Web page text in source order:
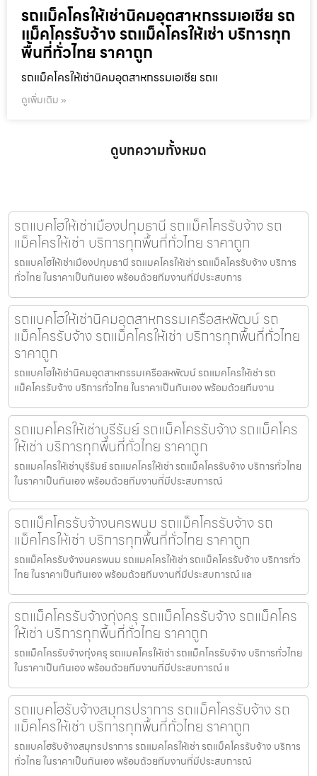
รถแม็คโครให้เช่านิคมอุตสาหกรรมเอเชีย รถ
แม็คโครรับจ้าง รถแม็คโครให้เช่า บริการทุก
พื้นที่ทั่วไทย ราคาถูก
รถแม็คโครให้เช่านิคมอุตสาหกรรมเอเชีย รถแ
ดูเพิ่มเติม »
ดูบทความทั้งหมด
รถแบคโฮให้เช่าเมืองปทุมธานี รถแม็คโครรับจ้าง รถ
แม็คโครให้เช่า บริการทุกพื้นที่ทั่วไทย ราคาถูก
รถแบคโฮให้เช่าเมืองปทุมธานี รถแมคโครให้เช่า รถแม็คโครรับจ้าง บริการ
ทั่วไทย ในราคาเป็นกันเอง พร้อมด้วยทีมงานที่มีประสบการ
รถแบคโฮให้เช่านิคมอุตสาหกรรมเครือสหพัฒน์ รถ
แม็คโครรับจ้าง รถแม็คโครให้เช่า บริการทุกพื้นที่ทั่วไทย
ราคาถูก
รถแบคโฮให้เช่านิคมอุตสาหกรรมเครือสหพัฒน์ รถแมคโครให้เช่า รถ
แม็คโครรับจ้าง บริการทั่วไทย ในราคาเป็นกันเอง พร้อมด้วยทีมงาน
รถแมคโครให้เช่าบุรีรัมย์ รถแม็คโครรับจ้าง รถแม็คโคร
ให้เช่า บริการทุกพื้นที่ทั่วไทย ราคาถูก
รถแมคโครให้เช่าบุรีรัมย์ รถแมคโครให้เช่า รถแม็คโครรับจ้าง บริการทั่วไทย
ในราคาเป็นกันเอง พร้อมด้วยทีมงานที่มีประสบการณ์
รถแม็คโครรับจ้างนครพนม รถแม็คโครรับจ้าง รถ
แม็คโครให้เช่า บริการทุกพื้นที่ทั่วไทย ราคาถูก
รถแม็คโครรับจ้างนครพนม รถแมคโครให้เช่า รถแม็คโครรับจ้าง บริการทั่ว
ไทย ในราคาเป็นกันเอง พร้อมด้วยทีมงานที่มีประสบการณ์ แล
รถแม็คโครรับจ้างทุ่งครุ รถแม็คโครรับจ้าง รถแม็คโคร
ให้เช่า บริการทุกพื้นที่ทั่วไทย ราคาถูก
รถแม็คโครรับจ้างทุ่งครุ รถแมคโครให้เช่า รถแม็คโครรับจ้าง บริการทั่วไทย
ในราคาเป็นกันเอง พร้อมด้วยทีมงานที่มีประสบการณ์ แ
รถแบคโฮรับจ้างสมุทรปราการ รถแม็คโครรับจ้าง รถ
แม็คโครให้เช่า บริการทุกพื้นที่ทั่วไทย ราคาถูก
รถแบคโฮรับจ้างสมุทรปราการ รถแมคโครให้เช่า รถแม็คโครรับจ้าง บริการ
ทั่วไทย ในราคาเป็นกันเอง พร้อมด้วยทีมงานที่มีประสบการณ์